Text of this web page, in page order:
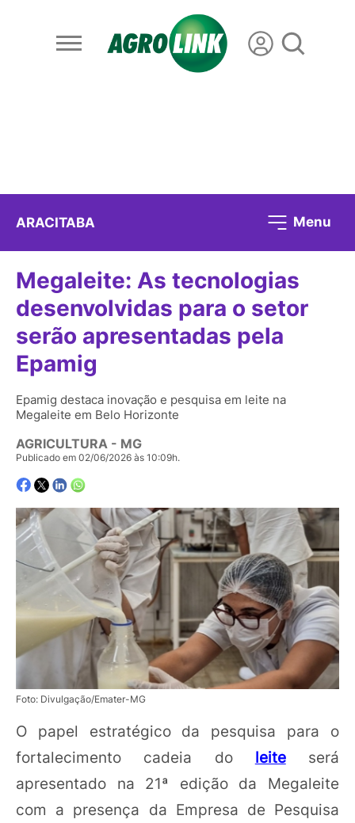
ARACITABA Menu
Megaleite: As tecnologias
desenvolvidas para o setor
serão apresentadas pela
Epamig
Epamig destaca inovação e pesquisa em leite na
Megaleite em Belo Horizonte
AGRICULTURA - MG
Publicado em 02/06/2026 às 10:09h.
Foto: Divulgação/Emater-MG
O papel estratégico da pesquisa para o
fortalecimento cadeia do leiteserá
apresentado na 21ª edição da Megaleite
com a presença da Empresa de Pesquisa